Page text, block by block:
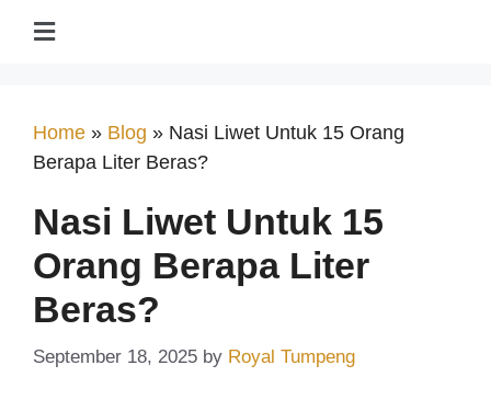
Home » Blog » Nasi Liwet Untuk 15 Orang
Berapa Liter Beras?
Nasi Liwet Untuk 15
Orang Berapa Liter
Beras?
September 18, 2025 by Royal Tumpeng